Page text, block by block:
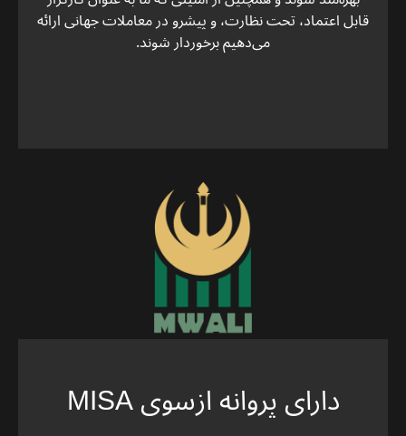
قابل اعتماد، تحت نظارت، و پیشرو در معاملات جهانی ارائه
می‌دهیم برخوردار شوند.
دارای پروانه ازسوی MISA